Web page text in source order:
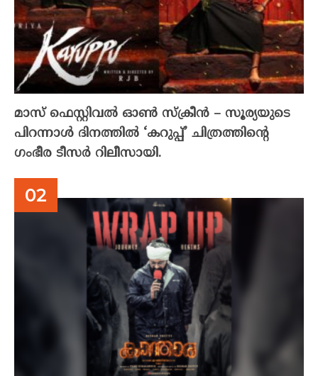
മാസ് ഫെസ്റ്റിവൽ ഓൺ സ്‌ക്രീൻ – സൂര്യയുടെ
പിറന്നാൾ ദിനത്തിൽ ‘കറുപ്പ്’ ചിത്രത്തിന്റെ
ഗംഭീര ടീസർ റിലീസായി.